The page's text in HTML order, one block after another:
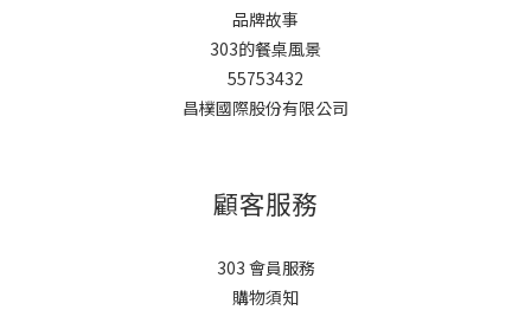
品牌故事
303的餐桌風景
55753432
昌樸國際股份有限公司
顧客服務
303 會員服務
購物須知